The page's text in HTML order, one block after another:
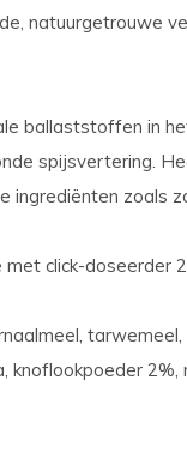
natuurgetrouwe
ballaststoffen in
spijsvertering.
ingrediënten zoals
click-doseerder
tarwemeel,
knoflookpoeder 2%,